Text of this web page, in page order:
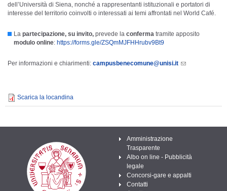
dell’Università di Siena, nonché a rappresentanti istituzionali e portatori di
interesse del territorio coinvolti o interessati ai temi affrontati nel World Café.
La partecipazione, su invito, prevede la conferma tramite apposito
modulo online: https://forms.gle/ZSQmMJFHHrubv9Bt9
Per informazioni e chiarimenti: campusbenecomune@unisi.it
Scarica la locandina
Amministrazione
Trasparente
Albo on line - Pubblicità
legale
Concorsi-gare e appalti
Contatti